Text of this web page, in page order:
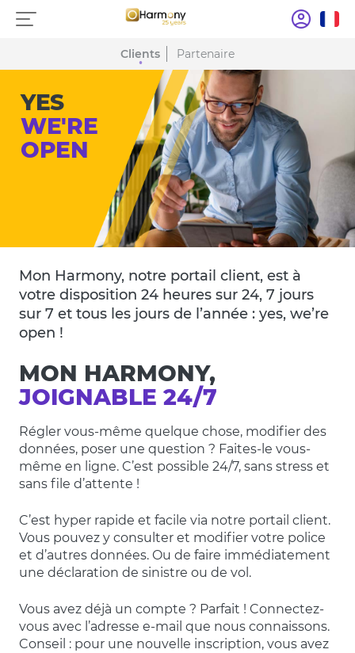
Clients Partenaire
YES
WE'RE
OPEN
Mon Harmony, notre portail client, est à
votre disposition 24 heures sur 24, 7 jours
sur 7 et tous les jours de l’année : yes, we’re
open !
MON HARMONY,
JOIGNABLE 24/7
Régler vous-même quelque chose, modifier des
données, poser une question ? Faites-le vous-
même en ligne. C’est possible 24/7, sans stress et
sans file d’attente !
C’est hyper rapide et facile via notre portail client.
Vous pouvez y consulter et modifier votre police
et d’autres données. Ou de faire immédiatement
une déclaration de sinistre ou de vol.
Vous avez déjà un compte ? Parfait ! Connectez-
vous avec l’adresse e-mail que nous connaissons.
Conseil : pour une nouvelle inscription, vous avez